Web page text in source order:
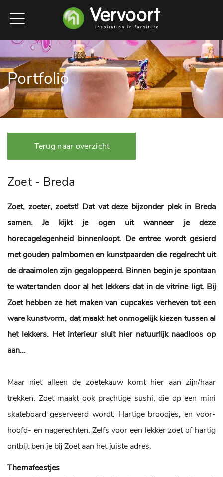
Portfolio
Terug naar overzicht
Zoet - Breda
Zoet, zoeter, zoetst! Dat vat deze bijzonder plek in Breda
samen. Je kijkt je ogen uit wanneer je deze
horecagelegenheid binnenloopt. De entree wordt gesierd
met gouden palmbomen en kunstpaarden die regelrecht uit
de draaimolen zijn gegaloppeerd. Binnen begin je spontaan
te watertanden door al het lekkers dat in de vitrine ligt. Bij
Zoet hebben ze het maken van cupcakes verheven tot een
ware kunstvorm, dat maakt het onmogelijk kiezen tussen al
het lekkers. Het interieur sluit hier natuurlijk naadloos op
aan...
Maar niet alleen de zoetekauw komt hier aan zijn/haar
trekken. Zoet maakt ook prachtige sushi, die op een mini
skateboard geserveerd wordt. Hartige broodjes, en voor-
hoofd- en nagerechten. Zelfs voor een lekker zoet of hartig
ontbijt ben je bij Zoet aan het juiste adres.
Themafeestjes